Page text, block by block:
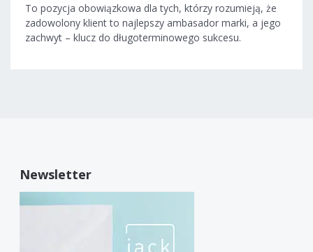
To pozycja obowiązkowa dla tych, którzy rozumieją, że
zadowolony klient to najlepszy ambasador marki, a jego
zachwyt – klucz do długoterminowego sukcesu.
Newsletter